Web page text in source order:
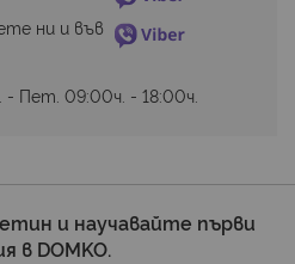
ни и във
Пет. 09:00ч. - 18:00ч.
и научавайте първи
в DOMKO.